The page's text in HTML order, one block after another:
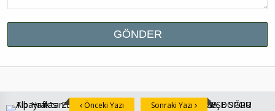
Önceki Yazı Sonraki Yazı